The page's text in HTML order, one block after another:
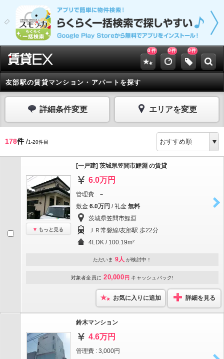
0 件 0件 0件
友部駅の賃貸マンション・アパートを探す
詳細条件変更 エリアを変更
178件/1-20件目
もっと見る
[一戸建] 茨城県笠間市鯉淵 の賃貸
6.0万円
管理費 : －
敷金 6.0万円 / 礼金 無料
茨城県笠間市鯉淵
ＪＲ常磐線/友部駅 歩22分
4LDK / 100.19m²
ただいま 9人 が検討中！
対象者全員に 20,000 円 キャッシュバック!
お気に入りに追加 詳細を見る
鈴木マンション
4.6万円
管理費 : 3,000円